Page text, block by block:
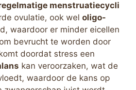
menstruatiecycli
ovulatie, ook wel oligo-
waardoor er minder eicellen
bevrucht te worden door
doordat stress een
kan veroorzaken, wat de
waardoor de kans op